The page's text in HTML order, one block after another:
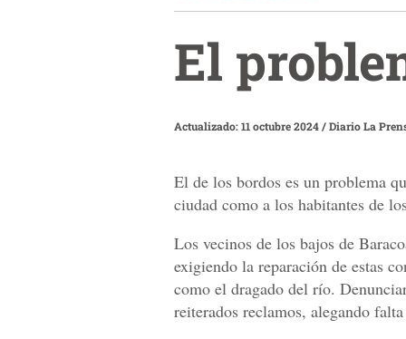
El
Actualizado: 11 octubre 2024/Diario La
El de los bordos es un problema
ciudad como a los habitantes de
Los vecinos de los bajos de
exigiendo la reparación de estas
como el dragado del río.
reiterados reclamos, alegando